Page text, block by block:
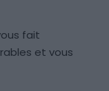
fait
et vous